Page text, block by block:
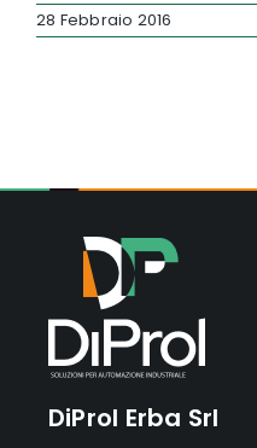
28 Febbraio 2016
DiProl Erba Srl